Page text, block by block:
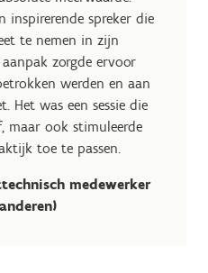
inspirerende spreker die
te nemen in zijn
zorgde ervoor
werden en aan
Het was een sessie die
maar ook stimuleerde
toe te passen.
medewerker